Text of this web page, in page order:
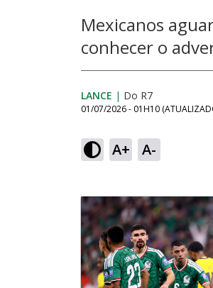
Mexicanos
conhecer o
LANCE | Do R7
01/07/2026 - 01H10
A+ A-